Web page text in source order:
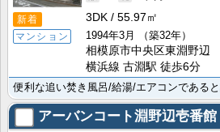
新着
マンション
3DK
55.97㎡
1994年3月
（築32年）
相模原市中央区東淵野辺
横浜線 古淵駅 徒歩6分
アーバンコート淵野辺壱番館